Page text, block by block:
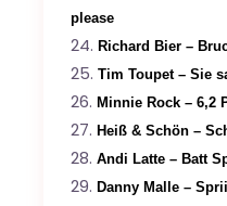
please
Richard Bier –
Tim Toupet – Sie
Minnie Rock – 6,2
Heiß & Schön –
Andi Latte – Batt
Danny Malle –